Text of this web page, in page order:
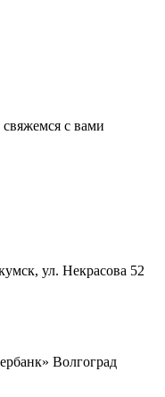
с вами
ул. Некрасова 52
Волгоград